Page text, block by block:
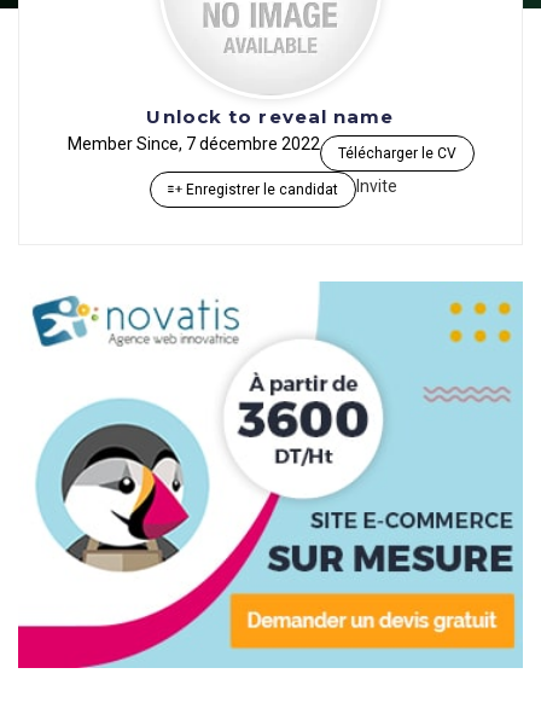
Unlock to reveal name
Member Since, 7 décembre 2022 Télécharger le CV
Enregistrer le candidat Invite